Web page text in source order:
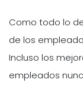
Como todo lo
de los
Incluso los
empleados